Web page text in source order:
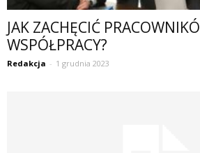
JAK ZACHĘCIĆ
WSPÓŁPRACY?
Redakcja - 1 grudnia 2023